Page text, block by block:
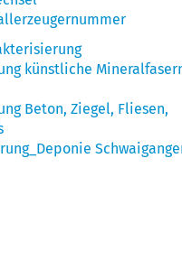
künstliche
Beton, Ziegel, Fliesen,